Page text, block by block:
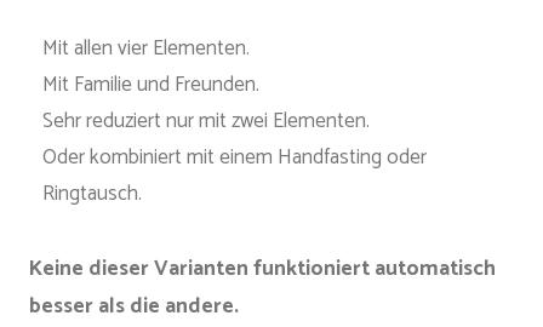
Mit allen vier Elementen.
Mit Familie und Freunden.
Sehr reduziert nur mit zwei Elementen.
Oder kombiniert mit einem Handfasting oder
Ringtausch.
Keine dieser Varianten funktioniert automatisch
besser als die andere.